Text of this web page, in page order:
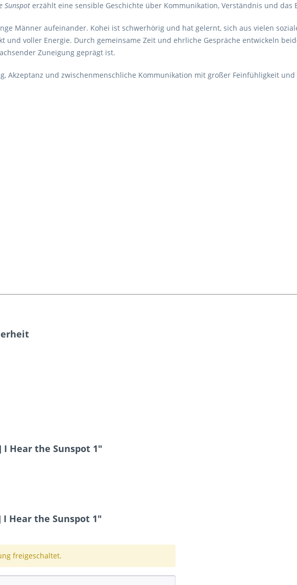
Sunspot erzählt eine sensible Geschichte über Kommunikation, Verständnis und das
Männer aufeinander. Kohei ist schwerhörig und hat gelernt, sich aus vielen
und voller Energie. Durch gemeinsame Zeit und ehrliche Gespräche entwickeln
Zuneigung geprägt ist.
Akzeptanz und zwischenmenschliche Kommunikation mit großer Feinfühligkeit und
Hear the Sunspot 1"
Hear the Sunspot 1"
freigeschaltet.